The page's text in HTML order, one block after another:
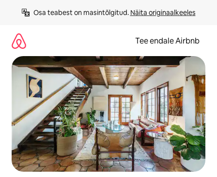
Osa teabest on masintõlgitud. Näita originaalkeeles
Tee endale Airbnb